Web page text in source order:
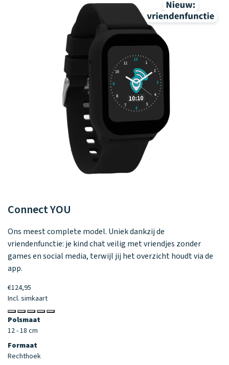
ConnectYOU
Ons meest complete model. Uniek dankzij de
vriendenfunctie: je kind chat veilig met vriendjes zonder
games en social media, terwijl jij het overzicht houdt via de
app.
€124,95
Incl. simkaart
Polsmaat
12 - 18 cm
Formaat
Rechthoek